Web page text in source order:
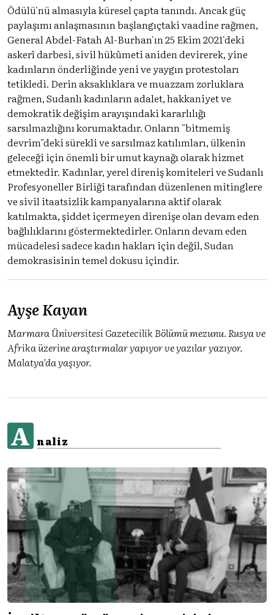
Ödülü'nü almasıyla küresel çapta tanındı. Ancak güç
paylaşımı anlaşmasının başlangıçtaki vaadine rağmen,
General Abdel-Fatah Al-Burhan'ın 25 Ekim 2021'deki
askerî darbesi, sivil hükûmeti aniden devirerek, yine
kadınların önderliğinde yeni ve yaygın protestoları
tetikledi. Derin aksaklıklara ve muazzam zorluklara
rağmen, Sudanlı kadınların adalet, hakkaniyet ve
demokratik değişim arayışındaki kararlılığı
sarsılmazlığını korumaktadır. Onların "bitmemiş
devrim"deki sürekli ve sarsılmaz katılımları, ülkenin
geleceği için önemli bir umut kaynağı olarak hizmet
etmektedir. Kadınlar, yerel direniş komiteleri ve Sudanlı
Profesyoneller Birliği tarafından düzenlenen mitinglere
ve sivil itaatsizlik kampanyalarına aktif olarak
katılmakta, şiddet içermeyen direnişe olan devam eden
bağlılıklarını göstermektedirler. Onların devam eden
mücadelesi sadece kadın hakları için değil, Sudan
demokrasisinin temel dokusu içindir.
Ayşe Kayan
Marmara Üniversitesi Gazetecilik Bölümü mezunu. Rusya ve
Afrika üzerine araştırmalar yapıyor ve yazılar yazıyor.
Malatya'da yaşıyor.
A naliz